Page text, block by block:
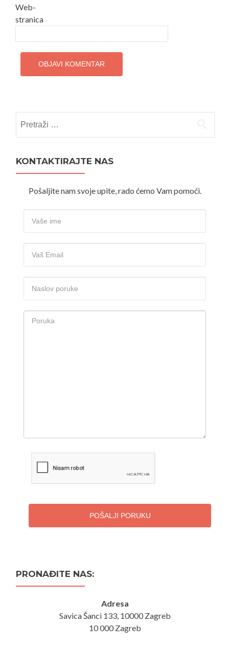
Web-
stranica
KONTAKTIRAJTE NAS
Pošaljite nam svoje upite, rado ćemo Vam pomoći.
POŠALJI PORUKU
PRONAĐITE NAS:
Adresa
Savica Šanci 133, 10000 Zagreb
10 000 Zagreb